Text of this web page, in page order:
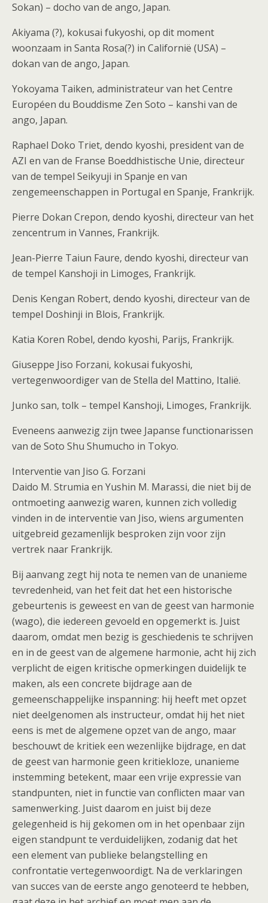
Sokan) – docho van de ango, Japan.
Akiyama (?), kokusai fukyoshi, op dit moment
woonzaam in Santa Rosa(?) in Californië (USA) –
dokan van de ango, Japan.
Yokoyama Taiken, administrateur van het Centre
Européen du Bouddisme Zen Soto – kanshi van de
ango, Japan.
Raphael Doko Triet, dendo kyoshi, president van de
AZI en van de Franse Boeddhistische Unie, directeur
van de tempel Seikyuji in Spanje en van
zengemeenschappen in Portugal en Spanje, Frankrijk.
Pierre Dokan Crepon, dendo kyoshi, directeur van het
zencentrum in Vannes, Frankrijk.
Jean-Pierre Taiun Faure, dendo kyoshi, directeur van
de tempel Kanshoji in Limoges, Frankrijk.
Denis Kengan Robert, dendo kyoshi, directeur van de
tempel Doshinji in Blois, Frankrijk.
Katia Koren Robel, dendo kyoshi, Parijs, Frankrijk.
Giuseppe Jiso Forzani, kokusai fukyoshi,
vertegenwoordiger van de Stella del Mattino, Italië.
Junko san, tolk – tempel Kanshoji, Limoges, Frankrijk.
Eveneens aanwezig zijn twee Japanse functionarissen
van de Soto Shu Shumucho in Tokyo.
Interventie van Jiso G. Forzani
Daido M. Strumia en Yushin M. Marassi, die niet bij de
ontmoeting aanwezig waren, kunnen zich volledig
vinden in de interventie van Jiso, wiens argumenten
uitgebreid gezamenlijk besproken zijn voor zijn
vertrek naar Frankrijk.
Bij aanvang zegt hij nota te nemen van de unanieme
tevredenheid, van het feit dat het een historische
gebeurtenis is geweest en van de geest van harmonie
(wago), die iedereen gevoeld en opgemerkt is. Juist
daarom, omdat men bezig is geschiedenis te schrijven
en in de geest van de algemene harmonie, acht hij zich
verplicht de eigen kritische opmerkingen duidelijk te
maken, als een concrete bijdrage aan de
gemeenschappelijke inspanning: hij heeft met opzet
niet deelgenomen als instructeur, omdat hij het niet
eens is met de algemene opzet van de ango, maar
beschouwt de kritiek een wezenlijke bijdrage, en dat
de geest van harmonie geen kritiekloze, unanieme
instemming betekent, maar een vrije expressie van
standpunten, niet in functie van conflicten maar van
samenwerking. Juist daarom en juist bij deze
gelegenheid is hij gekomen om in het openbaar zijn
eigen standpunt te verduidelijken, zodanig dat het
een element van publieke belangstelling en
confrontatie vertegenwoordigt. Na de verklaringen
van succes van de eerste ango genoteerd te hebben,